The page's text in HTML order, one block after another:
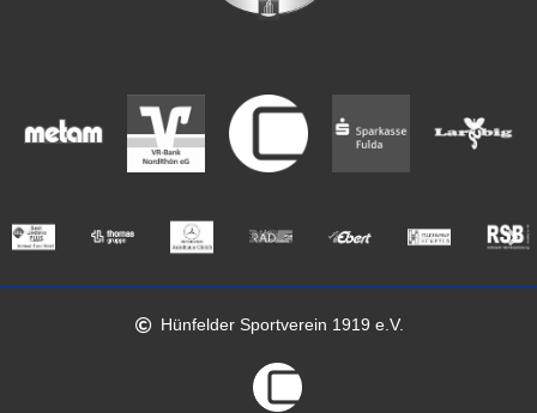
Hünfelder Sportverein 1919 e.V.